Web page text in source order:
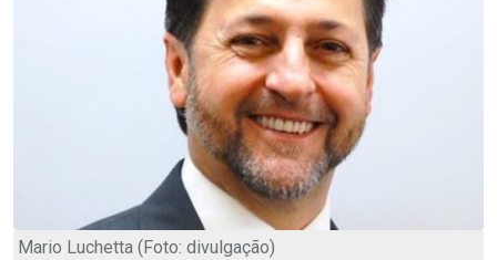
Mario Luchetta (Foto: divulgação)